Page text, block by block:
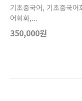
기초중국어, 기초중국
어회화,...
350,000원